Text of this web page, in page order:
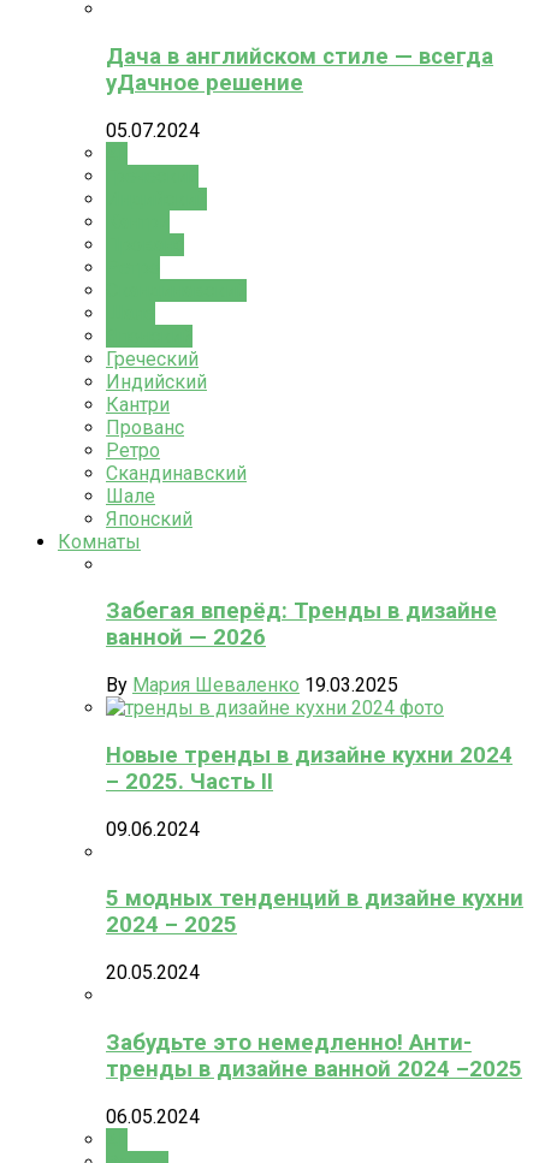
Дача в английском стиле — всегда
уДачное решение
05.07.2024
Греческий
Индийский
Кантри
Прованс
Ретро
Скандинавский
Шале
Японский
Комнаты
Забегая вперёд: Тренды в дизайне
ванной — 2026
By Мария Шеваленко 19.03.2025
Новые тренды в дизайне кухни 2024
– 2025. Часть II
09.06.2024
5 модных тенденций в дизайне кухни
2024 – 2025
20.05.2024
Забудьте это немедленно! Анти-
тренды в дизайне ванной 2024 –2025
06.05.2024